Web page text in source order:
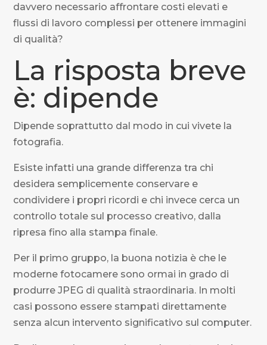
davvero necessario affrontare costi elevati e
flussi di lavoro complessi per ottenere immagini
di qualità?
La risposta breve
è: dipende
Dipende soprattutto dal modo in cui vivete la
fotografia.
Esiste infatti una grande differenza tra chi
desidera semplicemente conservare e
condividere i propri ricordi e chi invece cerca un
controllo totale sul processo creativo, dalla
ripresa fino alla stampa finale.
Per il primo gruppo, la buona notizia è che le
moderne fotocamere sono ormai in grado di
produrre JPEG di qualità straordinaria. In molti
casi possono essere stampati direttamente
senza alcun intervento significativo sul computer.